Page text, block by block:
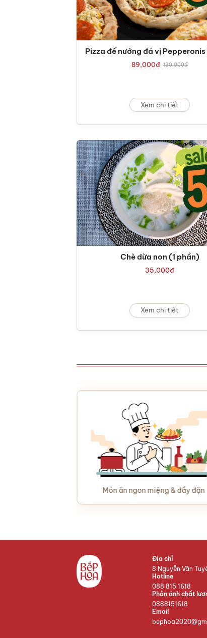
Pizza đế nướng đá vị
89,000đ 130,000đ
Xem chi tiết
Chè dừa non (1 phần)
35,000đ
Xem chi tiết
Món ăn ngon miệng & đầy đặn
Địa chỉ
8 Nguyễn Văn
Hotline
088 815 1618
Phản ánh chất
0888151618
Email